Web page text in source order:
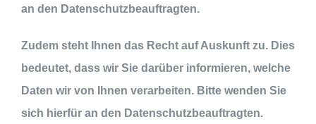
an den Datenschutzbeauftragten.
Zudem steht Ihnen das Recht auf Auskunft zu. Dies
bedeutet, dass wir Sie darüber informieren, welche
Daten wir von Ihnen verarbeiten. Bitte wenden Sie
sich hierfür an den Datenschutzbeauftragten.